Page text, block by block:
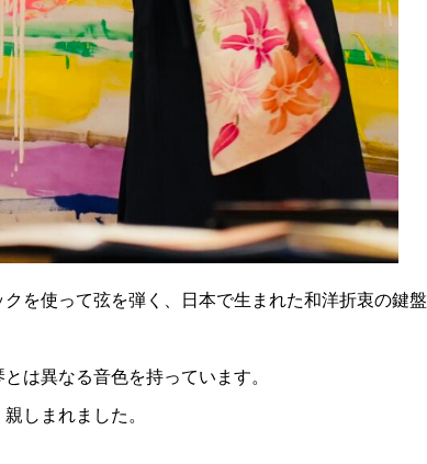
を使って弦を弾く、日本で生まれた和洋折衷の鍵盤
は異なる音色を持っています。
しまれました。